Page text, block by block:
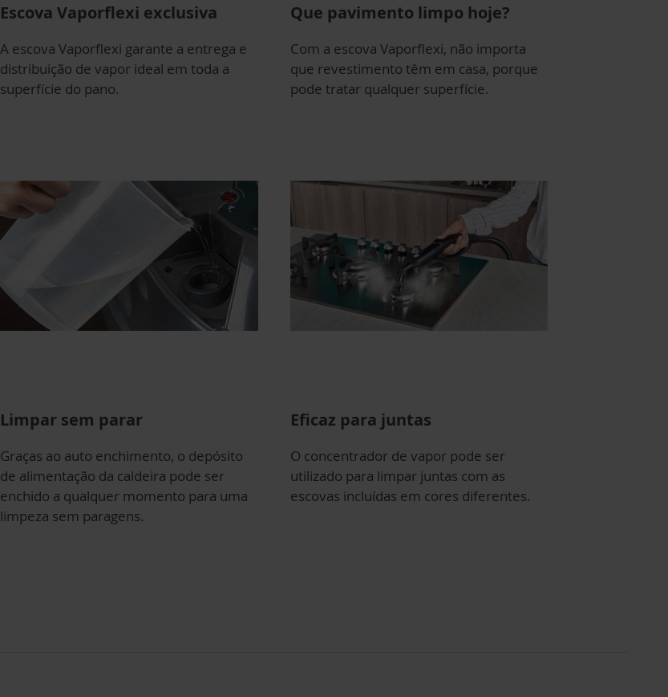
Escova Vaporflexi exclusiva
A escova Vaporflexi garante a entrega e
distribuição de vapor ideal em toda a
superfície do pano.
Que pavimento limpo hoje?
Com a escova Vaporflexi, não importa
que revestimento têm em casa, porque
pode tratar qualquer superfície.
Limpar sem parar
Graças ao auto enchimento, o depósito
de alimentação da caldeira pode ser
enchido a qualquer momento para uma
limpeza sem paragens.
Eficaz para juntas
O concentrador de vapor pode ser
utilizado para limpar juntas com as
escovas incluídas em cores diferentes.